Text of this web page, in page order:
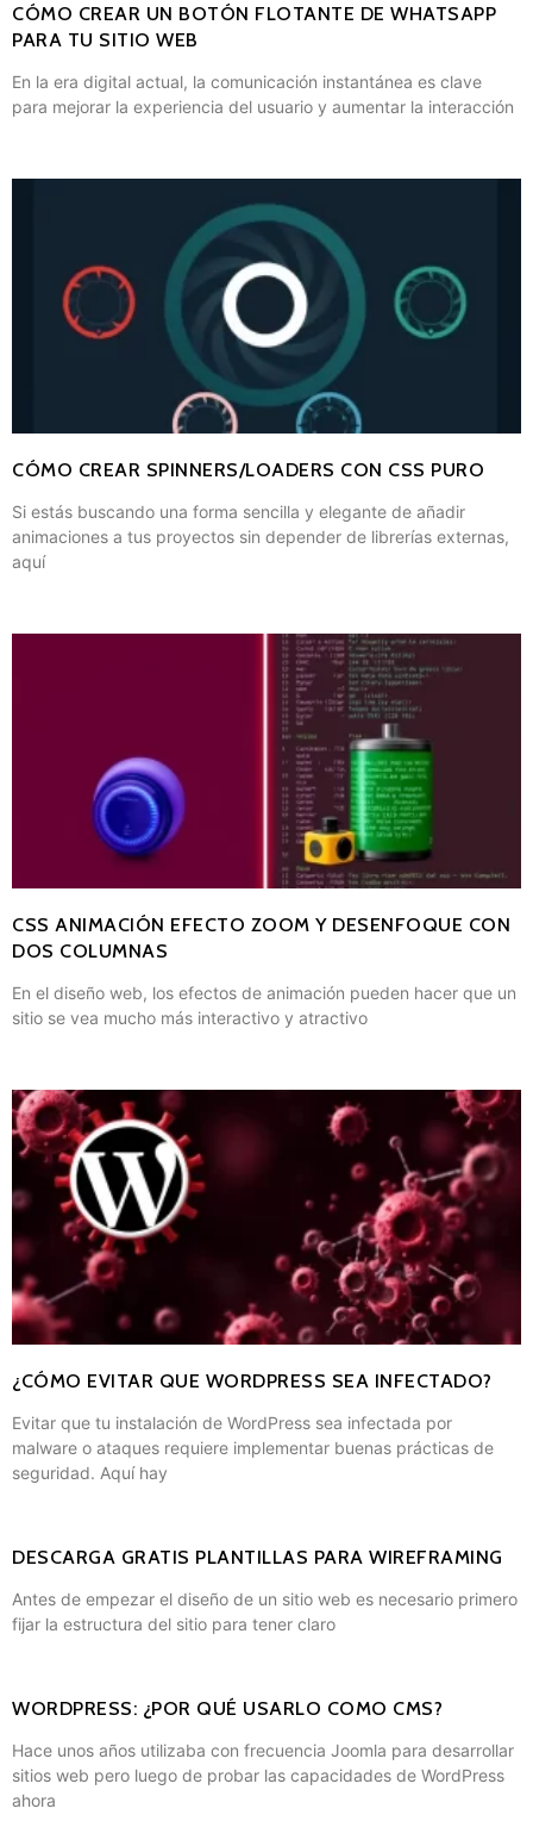
CÓMO CREAR UN BOTÓN FLOTANTE DE WHATSAPP
PARA TU SITIO WEB
En la era digital actual, la comunicación instantánea es clave
para mejorar la experiencia del usuario y aumentar la interacción
CÓMO CREAR SPINNERS/LOADERS CON CSS PURO
Si estás buscando una forma sencilla y elegante de añadir
animaciones a tus proyectos sin depender de librerías externas,
aquí
CSS ANIMACIÓN EFECTO ZOOM Y DESENFOQUE CON
DOS COLUMNAS
En el diseño web, los efectos de animación pueden hacer que un
sitio se vea mucho más interactivo y atractivo
¿CÓMO EVITAR QUE WORDPRESS SEA INFECTADO?
Evitar que tu instalación de WordPress sea infectada por
malware o ataques requiere implementar buenas prácticas de
seguridad. Aquí hay
DESCARGA GRATIS PLANTILLAS PARA WIREFRAMING
Antes de empezar el diseño de un sitio web es necesario primero
fijar la estructura del sitio para tener claro
WORDPRESS: ¿POR QUÉ USARLO COMO CMS?
Hace unos años utilizaba con frecuencia Joomla para desarrollar
sitios web pero luego de probar las capacidades de WordPress
ahora